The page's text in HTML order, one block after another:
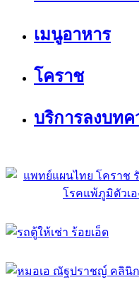
เมนูอาหาร
โคราช
บริการลงบทค